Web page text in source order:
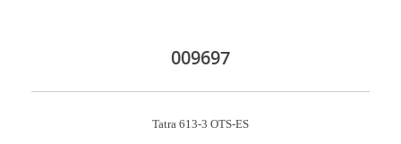
009697
Tatra 613-3 OTS-ES